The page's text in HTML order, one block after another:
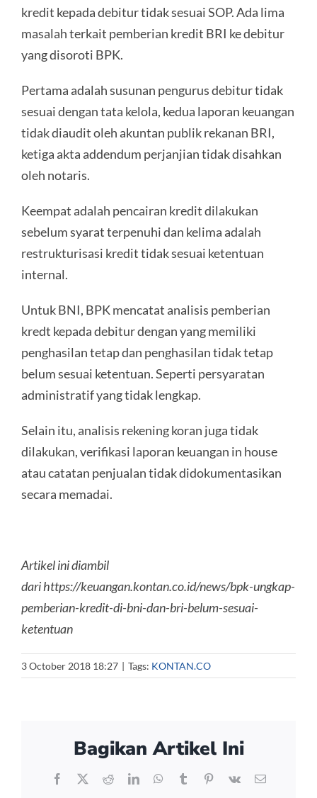
kredit kepada debitur tidak sesuai SOP. Ada lima
masalah terkait pemberian kredit BRI ke debitur
yang disoroti BPK.
Pertama adalah susunan pengurus debitur tidak
sesuai dengan tata kelola, kedua laporan keuangan
tidak diaudit oleh akuntan publik rekanan BRI,
ketiga akta addendum perjanjian tidak disahkan
oleh notaris.
Keempat adalah pencairan kredit dilakukan
sebelum syarat terpenuhi dan kelima adalah
restrukturisasi kredit tidak sesuai ketentuan
internal.
Untuk BNI, BPK mencatat analisis pemberian
kredt kepada debitur dengan yang memiliki
penghasilan tetap dan penghasilan tidak tetap
belum sesuai ketentuan. Seperti persyaratan
administratif yang tidak lengkap.
Selain itu, analisis rekening koran juga tidak
dilakukan, verifikasi laporan keuangan in house
atau catatan penjualan tidak didokumentasikan
secara memadai.
Artikel ini diambil
dari https://keuangan.kontan.co.id/news/bpk-ungkap-
pemberian-kredit-di-bni-dan-bri-belum-sesuai-
ketentuan
3 October 2018 18:27 | Tags: KONTAN.CO
Bagikan Artikel Ini
Facebook
X RedditLinkedInWhatsApp
TumblrPinterest
Vk Email